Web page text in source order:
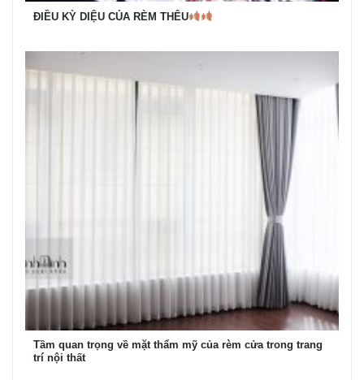
ĐIỀU KỲ DIỆU CỦA RÈM THÊU
Tầm quan trọng về mặt thẩm mỹ của rèm cửa trong trang
trí nội thất